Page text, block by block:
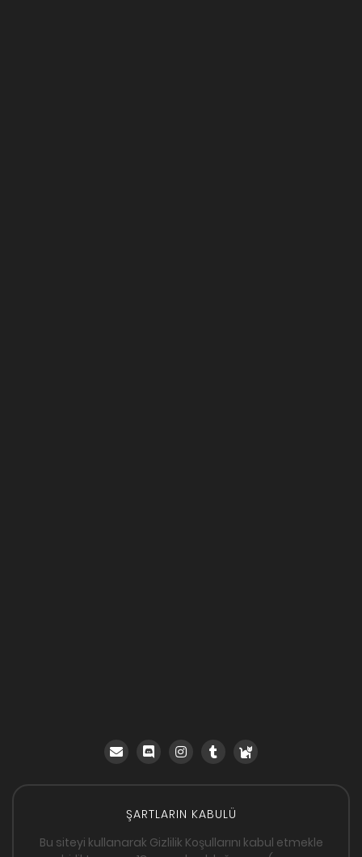
ŞARTLARIN KABULÜ
Bu siteyi kullanarak Gizlilik Koşullarını kabul etmekle